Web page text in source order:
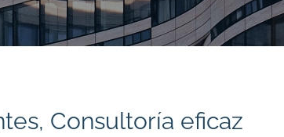
Consultoría eficaz